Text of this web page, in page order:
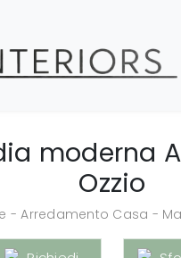
moderna
Ozzio
-Arredamento Casa -